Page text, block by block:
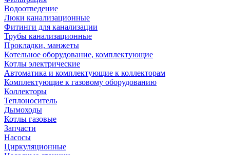
Водоотведение
Люки канализационные
Фитинги для канализации
Трубы канализационные
Прокладки, манжеты
Котельное оборудование, комплектующие
Котлы электрические
Автоматика и комплектующие к коллекторам
Комплектующие к газовому оборудованию
Коллекторы
Теплоноситель
Дымоходы
Котлы газовые
Запчасти
Насосы
Циркуляционные